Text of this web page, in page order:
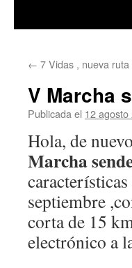
← 7 Vidas , nueva
V Marcha
Publicada el 12 agosto
Hola, de
Marcha
septiembre
corta de 15
electrónico a